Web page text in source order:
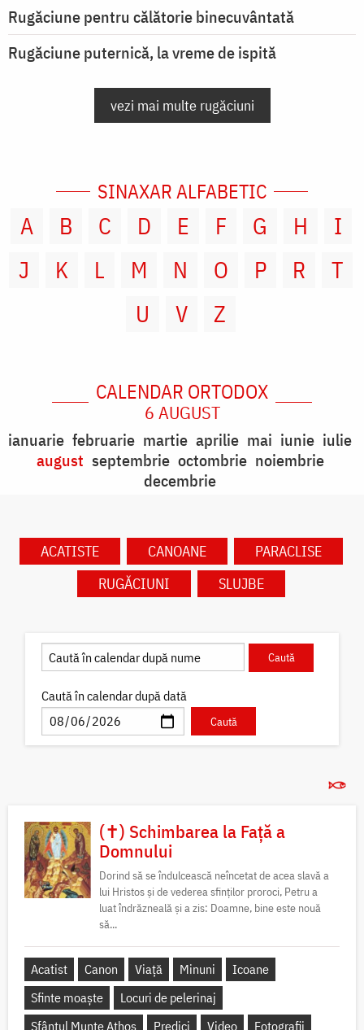
Rugăciune pentru călătorie binecuvântată
Rugăciune puternică, la vreme de ispită
vezi mai multe rugăciuni
SINAXAR ALFABETIC
A B C D E F G H
I
J
K L M N O P R
T
U
V Z
CALENDAR ORTODOX
6 AUGUST
ianuarie februarie martie aprilie mai iunie iulie
august septembrie octombrie noiembrie
decembrie
ACATISTE CANOANE
PARACLISE
RUGĂCIUNI
SLUJBE
Caută în calendar după dată
(✝) Schimbarea la Față a
Domnului
Dorind să se îndulcească neîncetat de acea slavă a
lui Hristos și de vederea sfinților proroci, Petru a
luat îndrăzneală și a zis: Doamne, bine este nouă
să...
Acatist Canon Viață Minuni
Icoane
Sfinte moaște
Locuri de pelerinaj
Sfântul Munte Athos
Predici Video Fotografii